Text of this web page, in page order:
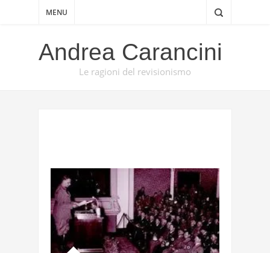
MENU
Andrea Carancini
Le ragioni del revisionismo